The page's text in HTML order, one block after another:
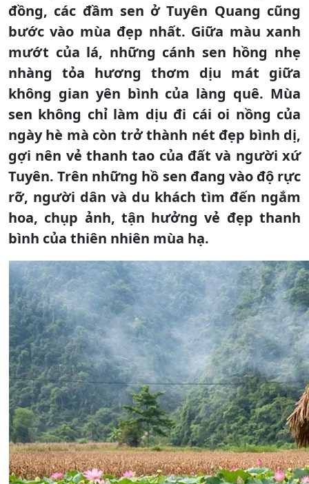
đồng, các đầm sen ở Tuyên Quang cũng
bước vào mùa đẹp nhất. Giữa màu xanh
mướt của lá, những cánh sen hồng nhẹ
nhàng tỏa hương thơm dịu mát giữa
không gian yên bình của làng quê. Mùa
sen không chỉ làm dịu đi cái oi nồng của
ngày hè mà còn trở thành nét đẹp bình dị,
gợi nên vẻ thanh tao của đất và người xứ
Tuyên. Trên những hồ sen đang vào độ rực
rỡ, người dân và du khách tìm đến ngắm
hoa, chụp ảnh, tận hưởng vẻ đẹp thanh
bình của thiên nhiên mùa hạ.